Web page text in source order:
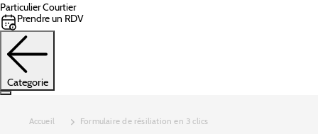
ParticulierCourtier
Prendre un RDV
Categorie
Accueil Formulaire de résiliation en 3 clics